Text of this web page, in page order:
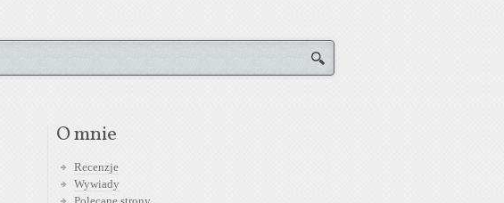
O mnie
Recenzje
Wywiady